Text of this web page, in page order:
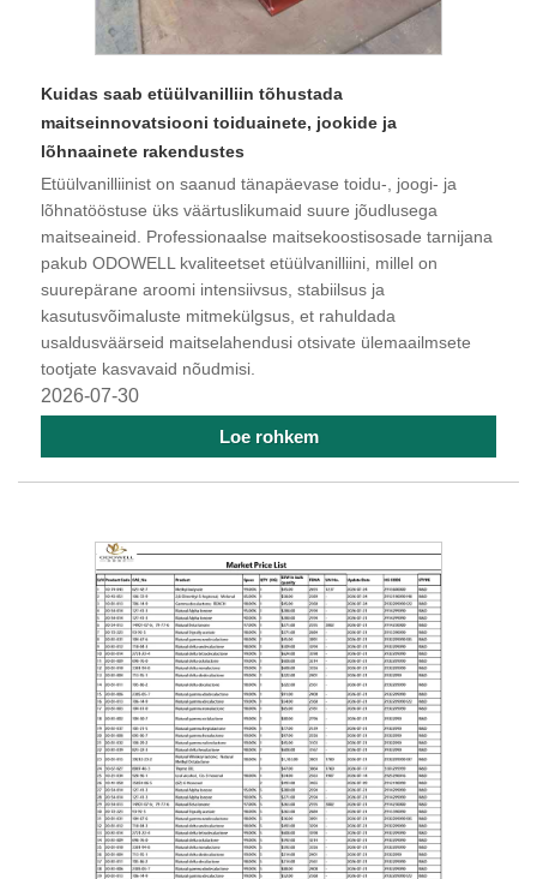
Kuidas saab etüülvanilliin tõhustada
maitseinnovatsiooni toiduainete, jookide ja
lõhnaainete rakendustes
Etüülvanilliinist on saanud tänapäevase toidu-, joogi- ja
lõhnatööstuse üks väärtuslikumaid suure jõudlusega
maitseaineid. Professionaalse maitsekoostisosade tarnijana
pakub ODOWELL kvaliteetset etüülvanilliini, millel on
suurepärane aroomi intensiivsus, stabiilsus ja
kasutusvõimaluste mitmekülgsus, et rahuldada
usaldusväärseid maitselahendusi otsivate ülemaailmsete
tootjate kasvavaid nõudmisi.
2026-07-30
Loe rohkem